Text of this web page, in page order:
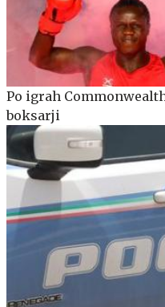
Po igrah
boksarji